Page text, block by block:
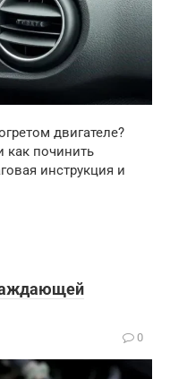
двигателе?
как починить
инструкция и
0